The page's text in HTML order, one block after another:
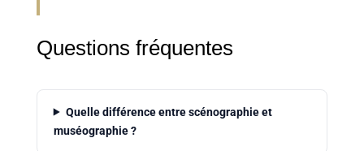
Questions fréquentes
Quelle différence entre scénographie et
muséographie ?